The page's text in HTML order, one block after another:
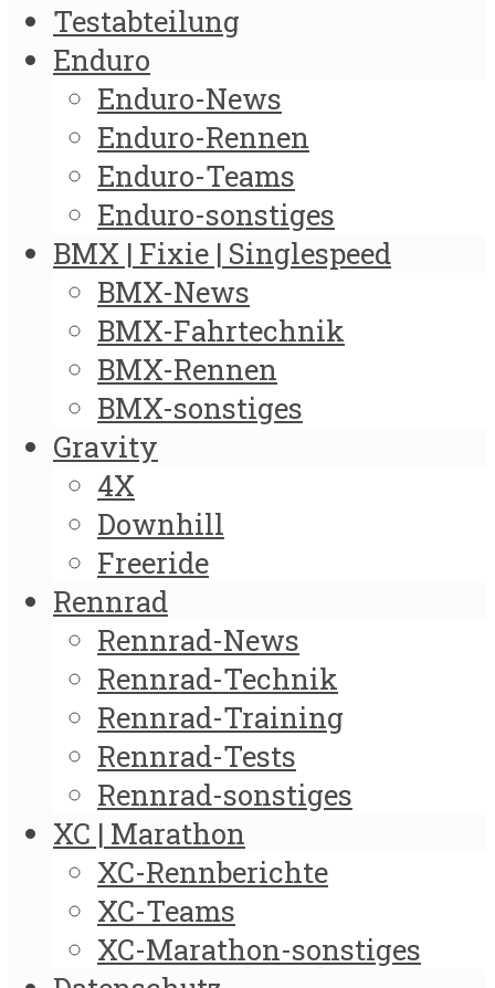
Testabteilung
Enduro
Enduro-News
Enduro-Rennen
Enduro-Teams
Enduro-sonstiges
BMX | Fixie | Singlespeed
BMX-News
BMX-Fahrtechnik
BMX-Rennen
BMX-sonstiges
Gravity
4X
Downhill
Freeride
Rennrad
Rennrad-News
Rennrad-Technik
Rennrad-Training
Rennrad-Tests
Rennrad-sonstiges
XC | Marathon
XC-Rennberichte
XC-Teams
XC-Marathon-sonstiges